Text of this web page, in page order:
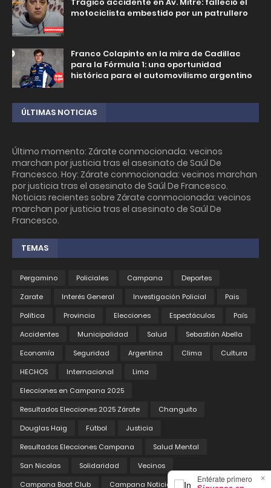
×
Entérate primero
motociclista embestido por un patrullero
Franco Colapinto en la mira de Cadillac
para la Fórmula 1: una oportunidad
histórica para el automovilismo argentino
ÚLTIMAS NOTICIAS
Último momento: Zárate conmocionada: vecinos
marchan por justicia tras el asesinato de Saúl De
Francesco. Hoy: Zárate conmocionada: vecinos marchan
por justicia tras el asesinato de Saúl De Francesco.
Noticias recientes sobre Zárate conmocionada: vecinos
marchan por justicia tras el asesinato de Saúl De
Francesco.
TEMAS
Pergamino Policiales Campana
Deportes
Zarate
Interés General Investigación Policial
Pais
Política
Provincia Elecciones Espectáculos
País
Accidentes
Municipalidad Salud
Sebastián Abella
Economía
Seguridad Argentina Clima
Cultura
HECHOS
Internacional
Lima
Elecciones en Campana 2025
Resultados Elecciones 2025 Zárate
Changuito
Douglas Haig
Fútbol
Justicia
Resultados Elecciones Campana
Salud Mental
San Nicolas
Solidaridad
Vecinos
Campana Boat Club
Campana Noticias Educación